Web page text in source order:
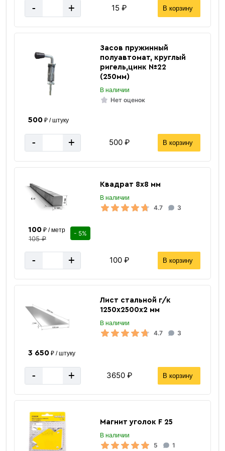
- + 15 ₽ В корзину
Засов пружинный
полуавтомат, круглый
ригель,цинк №22
(250мм)
В наличии
Нет оценок
500₽ / штуку
- + 500 ₽ В корзину
Квадрат 8х8 мм
В наличии
4.7 3
100₽ / метр
105 ₽
- 5%
- + 100 ₽ В корзину
Лист стальной г/к
1250х2500х2 мм
В наличии
4.7 3
3 650₽ / штуку
- + 3650 ₽ В корзину
Магнит уголок F 25
В наличии
5 1
«В корзину»